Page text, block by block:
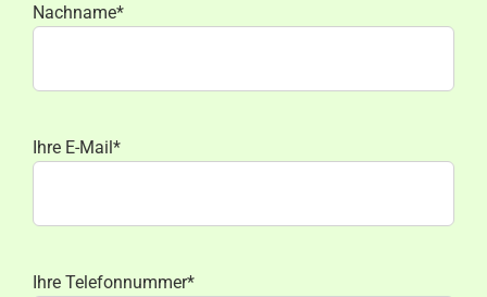
Nachname*
Ihre E-Mail*
Ihre Telefonnummer*